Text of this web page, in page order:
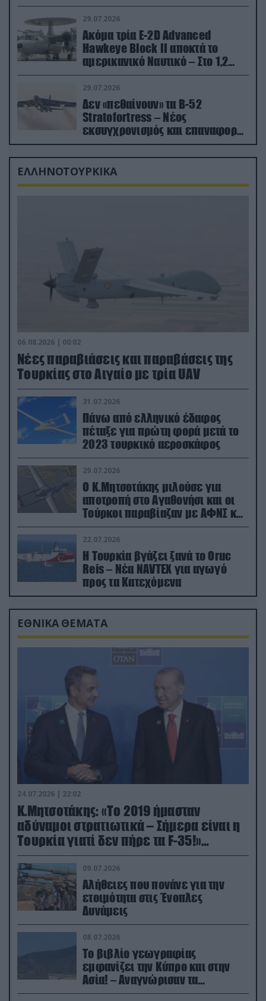
29.07.2026
Ακόμα τρία E-2D Advanced
Hawkeye Block II αποκτά το
αμερικανικό Ναυτικό – Στο 1,2
δισ.δολάρια το κόστος
29.07.2026
Δεν «πεθαίνουν» τα Β-52
Stratofortress – Νέος
εκσυγχρονισμός και επαναφορά
από τα «νεκροταφεία»
ΕΛΛΗΝΟΤΟΥΡΚΙΚΑ
06.08.2026 | 00:02
Νέες παραβιάσεις και παραβάσεις της
Τουρκίας στο Αιγαίο με τρία UAV
31.07.2026
Πάνω από ελληνικό έδαφος
πέταξε για πρώτη φορά μετά το
2023 τουρκικό αεροσκάφος
29.07.2026
Ο Κ.Μητσοτάκης μιλούσε για
αποτροπή στο Αγαθονήσι και οι
Τούρκοι παραβίαζαν με ΑΦΝΣ και
drone
22.07.2026
Η Τουρκία βγάζει ξανά το Oruc
Reis – Νέα NAVTEX για αγωγό
προς τα Κατεχόμενα
ΕΘΝΙΚΑ ΘΕΜΑΤΑ
24.07.2026 | 22:02
Κ.Μητσοτάκης: «Το 2019 ήμασταν
αδύναμοι στρατιωτικά – Σήμερα είναι η
Τουρκία γιατί δεν πήρε τα F-35!»
(βίντεο)
09.07.2026
Αλήθειες που πονάνε για την
ετοιμότητα στις Ένοπλες
Δυνάμεις
08.07.2026
Το βιβλίο γεωγραφίας
εμφανίζει την Κύπρο και στην
Ασία! – Αναγνώρισαν τα
κατεχόμενα; (φωτο)